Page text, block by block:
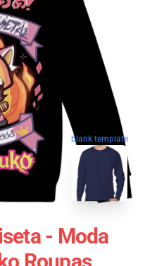
blank template
- Moda